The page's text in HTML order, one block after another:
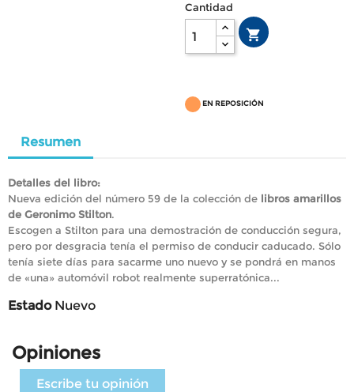
Cantidad

EN REPOSICIÓN
Resumen
Detalles del libro:
Nueva edición del número 59 de la colección de libros amarillos
de Geronimo Stilton.
Escogen a Stilton para una demostración de conducción segura,
pero por desgracia tenía el permiso de conducir caducado. Sólo
tenía siete días para sacarme uno nuevo y se pondrá en manos
de «una» automóvil robot realmente superratónica...
Estado Nuevo
Opiniones
Escribe tu opinión